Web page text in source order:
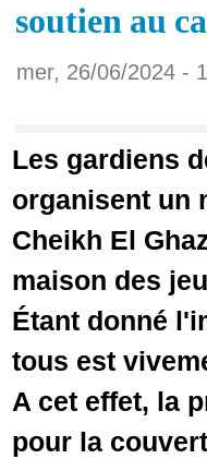
soutien au
mer, 26/06/2024 -
Les gardiens
organisent un
Cheikh El
maison des
Étant donné
tous est
A cet effet, la
pour la